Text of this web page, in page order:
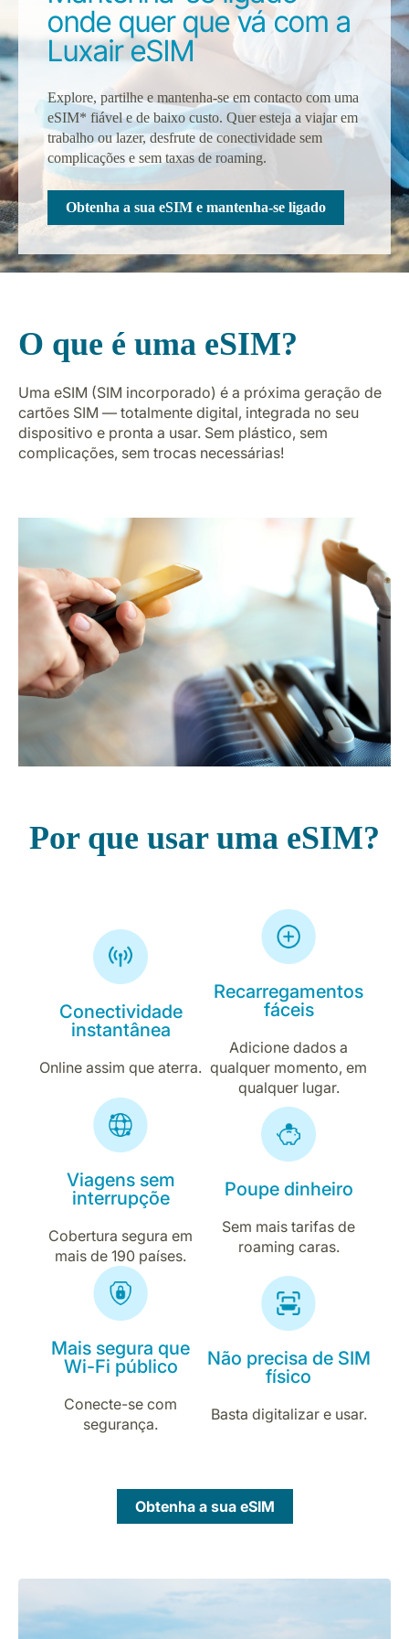
LuxairGroup
Carreiras na Luxair
onde quer que vá com a
Luxair eSIM
Explore, partilhe e mantenha-se em contacto com uma
eSIM* fiável e de baixo custo. Quer esteja a viajar em
trabalho ou lazer, desfrute de conectividade sem
complicações e sem taxas de roaming.
Obtenha a sua eSIM e mantenha-se ligado
O que é uma eSIM?
Uma eSIM (SIM incorporado) é a próxima geração de
cartões SIM — totalmente digital, integrada no seu
dispositivo e pronta a usar. Sem plástico, sem
complicações, sem trocas necessárias!
Por que usar uma eSIM?
Conectividade
instantânea
Online assim que aterra.
Recarregamentos
fáceis
Adicione dados a
qualquer momento, em
qualquer lugar.
Viagens sem
interrupçõe
Cobertura segura em
mais de 190 países.
Poupe dinheiro
Sem mais tarifas de
roaming caras.
Mais segura que
Wi-Fi público
Conecte-se com
segurança.
Não precisa de SIM
físico
Basta digitalizar e usar.
Obtenha a sua eSIM